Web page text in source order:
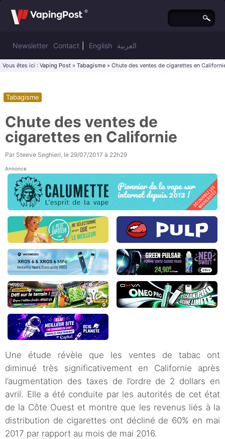
Newsletter Contact English العربية
Vous êtes ici : Vaping Post » Tabagisme » Chute des ventes de cigarettes en
Tabagisme
Chute des ventes de
cigarettes en Californie
Par Steeve Seghieri, le 29/07/2017 à 22h29
Annonce
Une étude révèle que les ventes de tabac ont
diminué très significativement en Californie après
l’augmentation des taxes de l’ordre de 2 dollars en
avril. Elle a été conduite par les autorités de cet état
de la Côte Ouest et montre que les revenus liés à la
distribution de cigarettes ont décliné de 60% en mai
2017 par rapport au mois de mai 2016.